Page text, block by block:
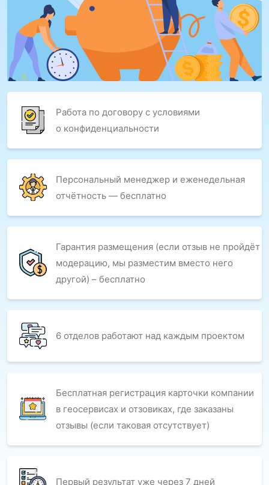
Работа по договору с условиями
о конфиденциальности
Персональный менеджер и еженедельная
отчётность — бесплатно
Гарантия размещения (если отзыв не пройдёт
модерацию, мы разместим вместо него
другой) – бесплатно
6 отделов работают над каждым проектом
Бесплатная регистрация карточки компании
в геосервисах и отзовиках, где заказаны
отзывы (если таковая отсутствует)
Первый результат уже через 7 дней